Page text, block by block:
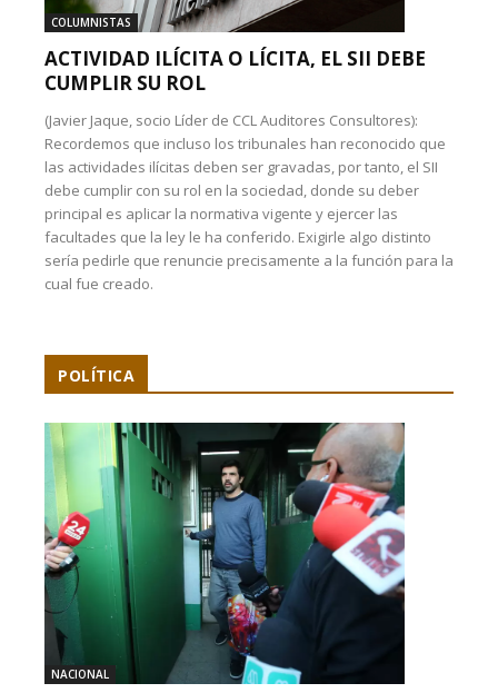
COLUMNISTAS
ACTIVIDAD ILÍCITA O LÍCITA, EL SII DEBE
CUMPLIR SU ROL
(Javier Jaque, socio Líder de CCL Auditores Consultores):
Recordemos que incluso los tribunales han reconocido que
las actividades ilícitas deben ser gravadas, por tanto, el SII
debe cumplir con su rol en la sociedad, donde su deber
principal es aplicar la normativa vigente y ejercer las
facultades que la ley le ha conferido. Exigirle algo distinto
sería pedirle que renuncie precisamente a la función para la
cual fue creado.
POLÍTICA
NACIONAL